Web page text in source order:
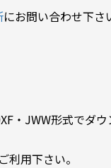
にお問い合わせ下さ
・JWW形式でダウ
用下さい。